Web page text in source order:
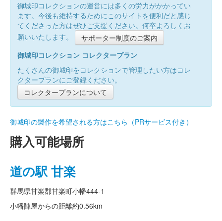
御城印コレクションの運営には多くの労力がかかってい
ます。今後も維持するためにこのサイトを便利だと感じ
てくださった方はぜひご支援ください。何卒よろしくお
願いいたします。
サポーター制度のご案内
御城印コレクション コレクタープラン
たくさんの御城印をコレクションで管理したい方はコレ
クタープランにご登録ください。
コレクタープランについて
御城印の製作を希望される方はこちら（PRサービス付き）
購入可能場所
道の駅 甘楽
群馬県甘楽郡甘楽町小幡444-1
小幡陣屋からの距離約0.56km